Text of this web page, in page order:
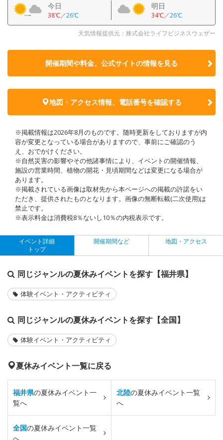
今日
38℃／26℃
明日
34℃／26℃
天気情報提供元：株式会社ライフビジネスウェザー
開催期間や料金、公式サイトの情報を見る
地図・アクセス情報、電話番号を確認する
※掲載情報は2026年8月のものです。随時更新をしておりますが内
容が変更となっている場合がありますので、事前にご確認のう
え、おでかけください。
※自然災害の影響やその他諸事情により、イベントの開催情報、
施設の営業時間、植物の開花・見頃期間などは変更になる場合が
あります。
※掲載されている画像は取材先から本ページへの掲載の許諾をい
ただき、提供されたものとなります。画像の無断転載(二次使用)は
禁止です。
※表示料金は消費税8％ないし10％の内税表示です。
イベント詳細
トップ
開催期間など 地図・アクセス
同じジャンルの夏休みイベントを探す【福井県】
体験イベント・アクティビティ
同じジャンルの夏休みイベントを探す【全国】
体験イベント・アクティビティ
夏休みイベント一覧に戻る
福井県の夏休みイベント一
覧へ
北陸の夏休みイベント一覧
へ
全国の夏休みイベント一覧
へ